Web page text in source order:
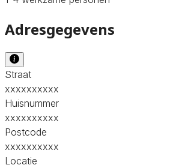
Adresgegevens
Straat
xxxxxxxxxx
Huisnummer
xxxxxxxxxx
Postcode
xxxxxxxxxx
Locatie